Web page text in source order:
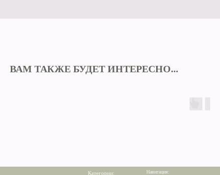
ВАМ ТАКЖЕ БУДЕТ ИНТЕРЕСНО...
Навигация:
Категории: